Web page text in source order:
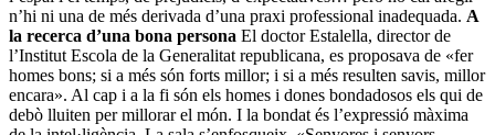
n’hi ni una de més derivada d’una praxi professional inadequada. A
la recerca d’una bona persona El doctor Estalella, director de
l’Institut Escola de la Generalitat republicana, es proposava de «fer
homes bons; si a més són forts millor; i si a més resulten savis, millor
encara». Al cap i a la fi són els ho­mes i dones bondadosos els qui de
debò lluiten per millorar el món. I la bondat és l’expressió màxima